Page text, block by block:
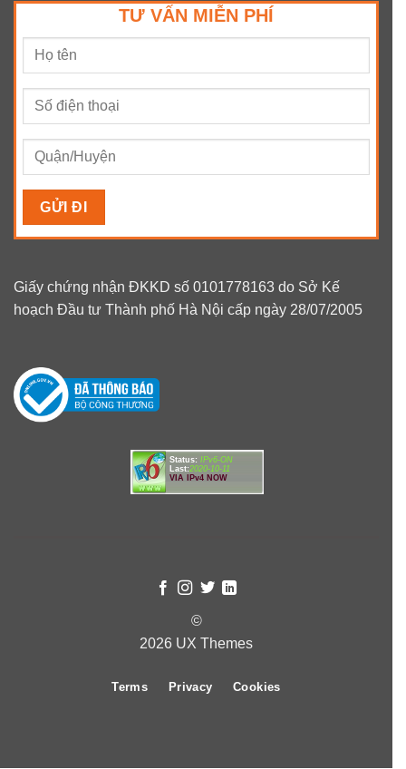
TƯ VẤN MIỄN PHÍ
Giấy chứng nhận ĐKKD số 0101778163 do Sở Kế
hoạch Đầu tư Thành phố Hà Nội cấp ngày 28/07/2005
Status: IPv6-ON
Last:2020-10-11
VIA IPv4 NOW
©
2026 UX Themes
Terms Privacy Cookies